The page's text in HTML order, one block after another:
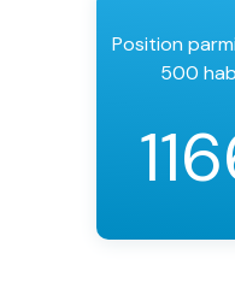
Position
500